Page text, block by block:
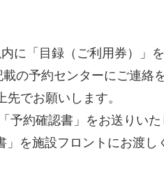
に「目録（ご利用券）」
の予約センターにご連
でお願いします。
予約確認書」をお送りいた
を施設フロントにお渡し